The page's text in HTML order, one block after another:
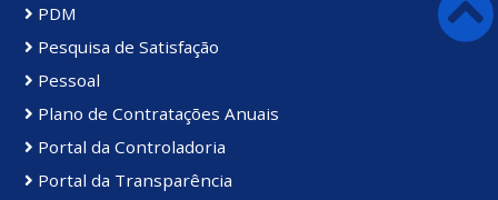
PDM
Pesquisa de Satisfação
Pessoal
Plano de Contratações Anuais
Portal da Controladoria
Portal da Transparência